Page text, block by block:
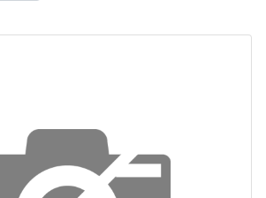
geral@luxivo.pt